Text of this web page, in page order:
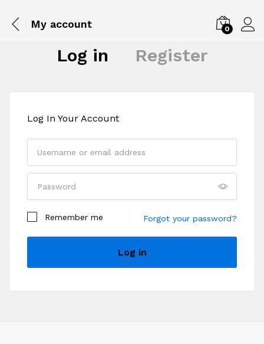
My account 0
Log in Register
Log In Your Account
Remember me Forgot your password?
Log in